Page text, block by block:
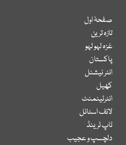
صفحۂ اول
تازہ ترین
غزہ لہو لہو
پاکستان
انٹر نیشنل
کھیل
انٹرٹینمنٹ
لائف اسٹائل
ٹاپ ٹرینڈ
دلچسپ و عجیب